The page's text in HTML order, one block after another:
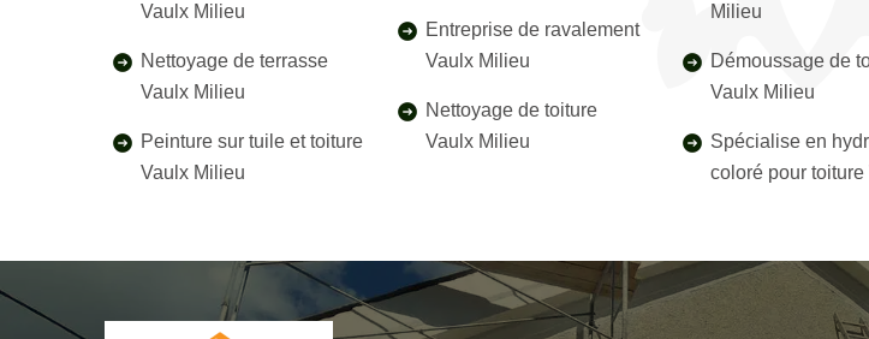
Vaulx Milieu
Nettoyage de terrasse
Vaulx Milieu
Peinture sur tuile et toiture
Vaulx Milieu
Entreprise de ravalement
Vaulx Milieu
Nettoyage de toiture
Vaulx Milieu
Milieu
Démoussage de
Vaulx Milieu
Spécialise en
coloré pour toiture